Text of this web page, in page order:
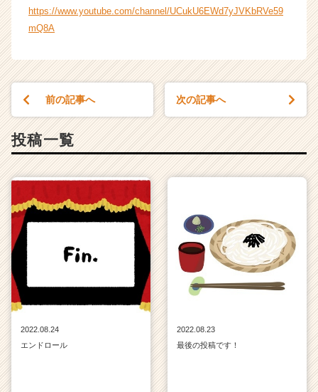
https://www.youtube.com/channel/UCukU6EWd7yJVKbRVe59
mQ8A
前の記事へ 次の記事へ
投稿一覧
2022.08.24
エンドロール
2022.08.23
最後の投稿です！